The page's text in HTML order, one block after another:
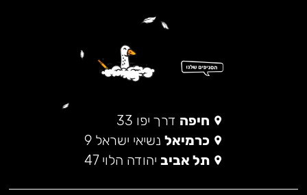
חיפה דרך יפו 33
כרמיאל נשיאי ישראל 9
תל אביב יהודה הלוי 47